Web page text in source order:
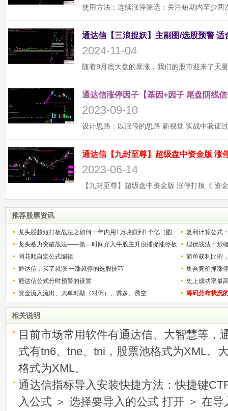
2024-11-04
通达信涨停因子【基因+因子 尾盘阴线
2023-09-10
2023-06-14
推荐股票资讯
龙头股超短打板战法之如何一年内用1万块赚到1个亿（图
解）
复利计算公式
少？
龙头蓄力突破战法——第一时间介入牛股主升浪捕捉涨停板
的技巧（图解）
埋伏战法：炒
同花顺自定公式编辑
简单获利比例
用
通达信：买了就涨 一涨就停的选股技巧
集合竞价抓涨
通达信公式分时预警的设置
史上成功率最
称选股法宝！
资金流入流出、大单对敲（对倒）、诱多、诱空 筹码分布状况
相关说明
目前市场常用软件有通达信、大智慧等，
式有tn6、tne、tni，股票池格式为XML。
格式为XML。
通达信指标导入安装快捷方法：快捷键
入公式 ＞ 选择要导入的公式 打开 ＞ 在